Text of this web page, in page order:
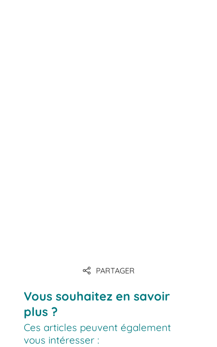
PARTAGER
Vous souhaitez en savoir
plus ?
Ces articles peuvent également
vous intéresser :